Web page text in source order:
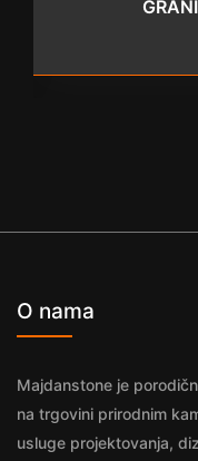
O nama
Majdanstone je
na trgovini prirodnim
usluge projektovanja,